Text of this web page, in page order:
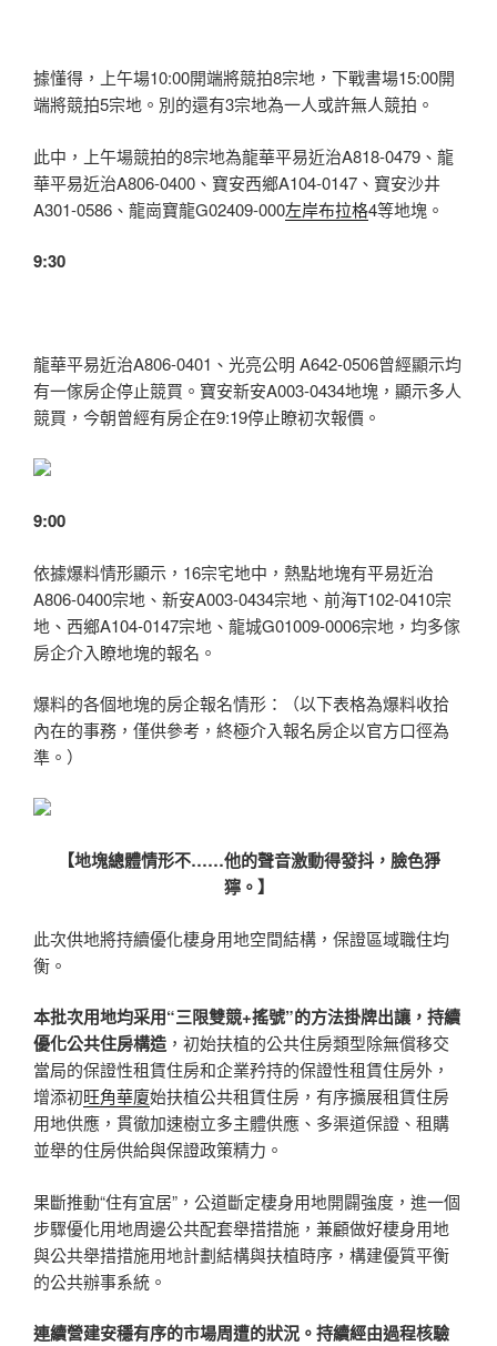
據懂得，上午場10:00開端將競拍8宗地，下戰書場15:00開
端將競拍5宗地。別的還有3宗地為一人或許無人競拍。
此中，上午場競拍的8宗地為龍華平易近治A818-0479、龍
華平易近治A806-0400、寶安西鄉A104-0147、寶安沙井
A301-0586、龍崗寶龍G02409-000左岸布拉格4等地塊。
9:30
龍華平易近治A806-0401、光亮公明 A642-0506曾經顯示均
有一傢房企停止競買。 寶安新安A003-0434地塊，顯示多人
競買，今朝曾經有房企在9:19停止瞭初次報價。
9:00
依據爆料情形顯示，16宗宅地中，熱點地塊有平易近治
A806-0400宗地、新安A003-0434宗地、前海T102-0410宗
地、西鄉A104-0147宗地、龍城G01009-0006宗地，均多傢
房企介入瞭地塊的報名。
爆料的各個地塊的房企報名情形：（以下表格為爆料收拾
內在的事務，僅供參考，終極介入報名房企以官方口徑為
準。）
【地塊總體情形不……他的聲音激動得發抖，臉色猙
獰。】
此次供地將持續優化棲身用地空間結構，保證區域職住均
衡。
本批次用地均采用“三限雙競+搖號”的方法掛牌出讓，持續
優化公共住房構造 ，初始扶植的公共住房類型除無償移交
當局的保證性租賃住房和企業矜持的保證性租賃住房外，
增添初旺角華廈始扶植公共租賃住房，有序擴展租賃住房
用地供應，貫徹加速樹立多主體供應、多渠道保證、租購
並舉的住房供給與保證政策精力。
果斷推動“住有宜居”，公道斷定棲身用地開闢強度，進一個
步驟優化用地周邊公共配套舉措措施，兼顧做好棲身用地
與公共舉措措施用地計劃結構與扶植時序，構建優質平衡
的公共辦事系統。
連續營建安穩有序的市場周遭的狀況。持續經由過程核驗